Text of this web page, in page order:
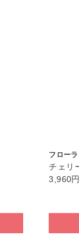
フロー
チェリ
3,960円